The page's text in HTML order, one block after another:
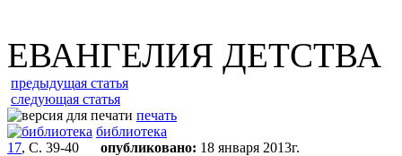
ЕВАНГЕЛИЯ ДЕТСТВА
предыдущая статья
следующая статья
печать
библиотека
17, С. 39-40 опубликовано: 18 января 2013г.